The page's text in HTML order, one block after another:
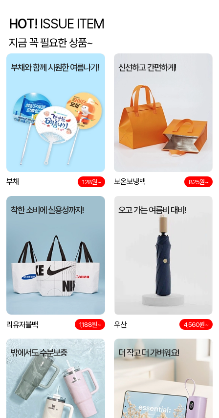
유OO
이OO 사각니들펜(0.7) 08-07
전OO [26년 설]CJ 스마트초이스 L호
김OO 접이식 장바구니 포켓가방 3종 1P 08-07
담OO 08-07
노OO 08-07
노OO 원형 팬시 (2컬러) 부채 (150∅~190∅) 08-07
HOT! ISSUE ITEM
지금 꼭 필요한 상품~
부채와 함께 시원한 여름나기!
부채 128원~
신선하고 간편하게!
보온보냉백 825원~
착한 소비에 실용성까지!
리유저블백 1,188원~
오고 가는 여름비 대비!
우산 4,560원~
밖에서도 수분보충 더 작고 더 가벼워요!